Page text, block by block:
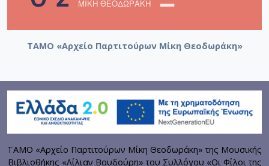
ΤΑΜΟ «Αρχείο Παρτιτούρων Μίκη Θεοδωράκη»
ΤΑΜΟ «Αρχείο Παρτιτούρων Μίκη Θεοδωράκη» της Μουσικής
Βιβλιοθήκης «Λίλιαν Βουδούρη» του Συλλόγου «Οι Φίλοι της